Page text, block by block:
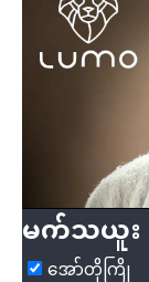
မက်သယူး
အော်တိုကြို